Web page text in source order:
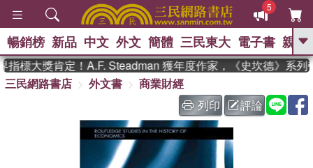
5
GO
熱搜： 東野圭吾
、 如果歷史是一群喵 、 暑期
國際布克獎 臺灣漫遊錄 、 方
念華 、 台灣的李登輝時代
孩：黎曼猜想 、 偉大的迷走神經
暢銷榜 新品 中文 外文 簡體 三民東大 電子書 親子
標大獎肯定！A.F. Steadman 獲年度作家，《史坎德》系列
三民網路書店
外文書
商業財經
列印
評論